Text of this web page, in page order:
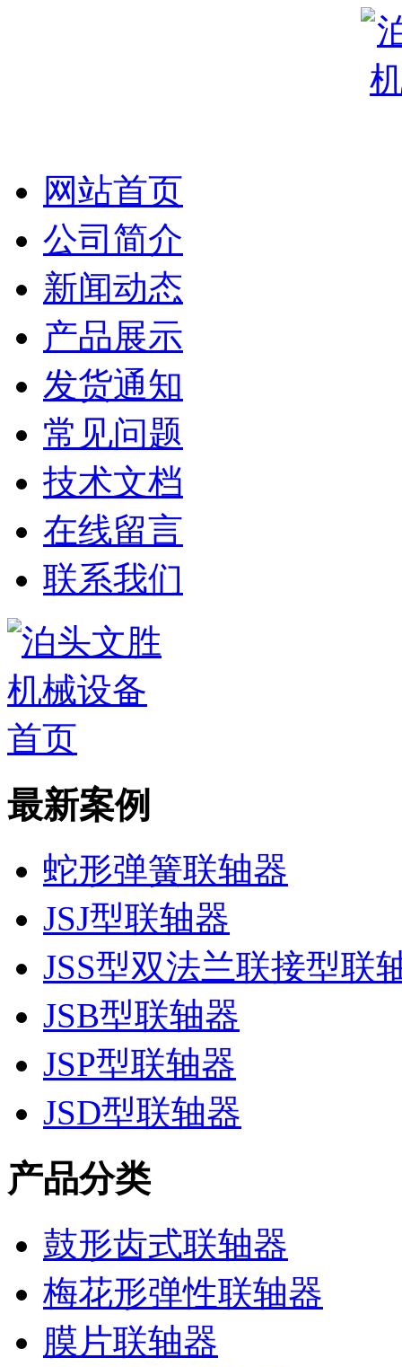
网站首页
公司简介
新闻动态
产品展示
发货通知
常见问题
技术文档
在线留言
联系我们
最新案例
蛇形弹簧联轴器
JSJ型联轴器
JSS型双法兰联接型联
JSB型联轴器
JSP型联轴器
JSD型联轴器
产品分类
鼓形齿式联轴器
梅花形弹性联轴器
膜片联轴器